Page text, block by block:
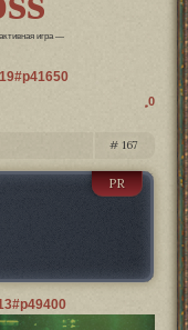
игра —
0
167
PR